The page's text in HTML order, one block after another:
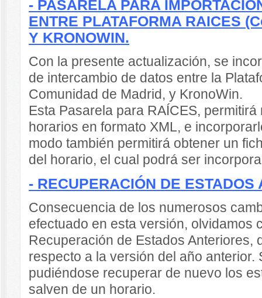
- PASARELA PARA
ENTRE PLATAFORMA RAICES
Y KRONOWIN.
Con la presente actualización, se
de intercambio de datos entre la
Comunidad de Madrid, y KronoWin.
Esta Pasarela para RAÍCES,
horarios en formato XML, e
modo también permitirá obtener un
del horario, el cual podrá ser
- RECUPERACIÓN DE ESTADOS
Consecuencia de los numerosos
efectuado en esta versión, olvidamos
Recuperación de Estados Anteriores,
respecto a la versión del año anterior.
pudiéndose recuperar de nuevo los
salven de un horario.